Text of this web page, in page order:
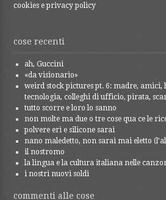
cookies e privacy policy
cose recenti
ah, Guccini
«da visionario»
weird stock pictures pt. 6: madre, amici,
tecnologia, colleghi di ufficio, pirata,
tutto scorre e loro lo sanno
non molte ma due o tre cose qua ce le
polvere eri e silicone sarai
nano maledetto, non sarai mai eletto
il nostromo
la lingua e la cultura italiana nelle
i nostri nuovi soldi
commenti alle cose